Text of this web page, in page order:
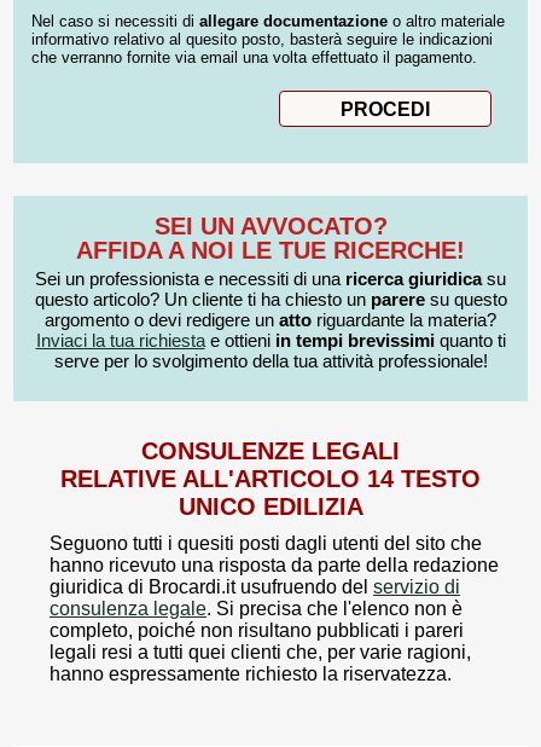
Nel caso si necessiti di allegare documentazione o altro materiale
informativo relativo al quesito posto, basterà seguire le indicazioni
che verranno fornite via email una volta effettuato il pagamento.
SEI UN AVVOCATO?
AFFIDA A NOI LE TUE RICERCHE!
Sei un professionista e necessiti di una ricerca giuridicasu
questo articolo? Un cliente ti ha chiesto un pareresu questo
argomento o devi redigere un atto riguardante la materia?
Inviaci la tua richiestae ottieni in tempi brevissimiquanto ti
serve per lo svolgimento della tua attività professionale!
CONSULENZE LEGALI
RELATIVE ALL'ARTICOLO 14 TESTO
UNICO EDILIZIA
Seguono tutti i quesiti posti dagli utenti del sito che
hanno ricevuto una risposta da parte della redazione
giuridica di Brocardi.it usufruendo del servizio di
consulenza legale. Si precisa che l'elenco non è
completo, poiché non risultano pubblicati i pareri
legali resi a tutti quei clienti che, per varie ragioni,
hanno espressamente richiesto la riservatezza.